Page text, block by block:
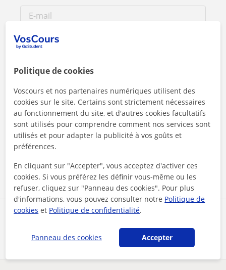
Partagez ce professeur
En cliquant sur l'un des deux boutons, vous acceptez nos
mentions légaleset deconfidentialité
Contacter maintenant
Politique de cookies
Voscours et nos partenaires numériques utilisent des
cookies sur le site. Certains sont strictement nécessaires
au fonctionnement du site, et d'autres cookies facultatifs
sont utilisés pour comprendre comment nos services sont
utilisés et pour adapter la publicité à vos goûts et
préférences.
En cliquant sur "Accepter", vous acceptez d'activer ces
cookies. Si vous préférez les définir vous-même ou les
refuser, cliquez sur "Panneau des cookies". Pour plus
d'informations, vous pouvez consulter notre Politique de
cookies et Politique de confidentialité.
Panneau des cookies Accepter